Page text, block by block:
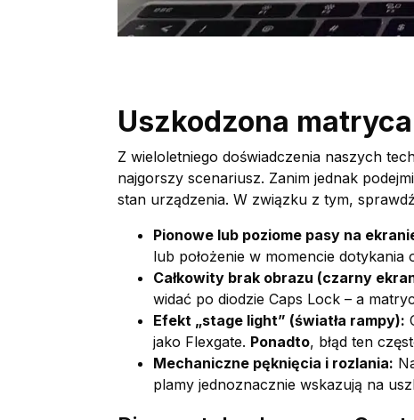
Uszkodzona
Z wieloletniego doświadczenia naszych
najgorszy scenariusz. Zanim jednak
stan urządzenia. W związku z tym,
Pionowe lub poziome pasy na
lub położenie w momencie
Całkowity brak obrazu (czarny
widać po diodzie Caps Lock – a
Efekt „stage light” (światła rampy):
jako Flexgate. Ponadto, błąd ten
Mechaniczne pęknięcia i rozlania:
plamy jednoznacznie wskazują na